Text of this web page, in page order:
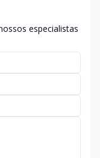
especialistas